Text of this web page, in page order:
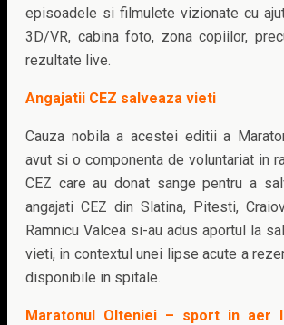
episoadele si filmulete vizionate cu
3D/VR, cabina foto, zona copiilor,
rezultate live.
Angajatii CEZ salveaza vieti
Cauza nobila a acestei editii a
avut si o componenta de voluntariat in
CEZ care au donat sange pentru a
angajati CEZ din Slatina, Pitesti,
Ramnicu Valcea si-au adus aportul la
vieti, in contextul unei lipse acute a
disponibile in spitale.
Maratonul Olteniei – sport in aer